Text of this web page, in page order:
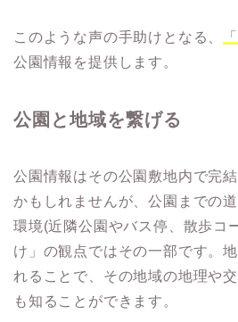
このような声の手助けとなる、
公園情報を提供します。
公園と地域を繋げる
公園情報はその公園敷地内で完
かもしれませんが、公園までの
環境(近隣公園やバス停、散歩コ
け」の観点ではその一部です。
れることで、その地域の地理や
も知ることができます。